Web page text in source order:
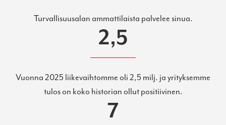
Turvallisuusalan ammattilaista palvelee sinua.
2,5
Vuonna 2025 liikevaihtomme oli 2,5 milj. ja yrityksemme
tulos on koko historian ollut positiivinen.
7